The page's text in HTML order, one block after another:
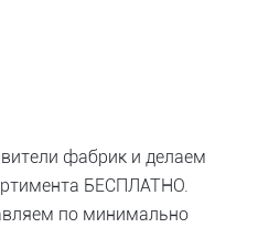
фабрик и делаем
БЕСПЛАТНО.
по минимально